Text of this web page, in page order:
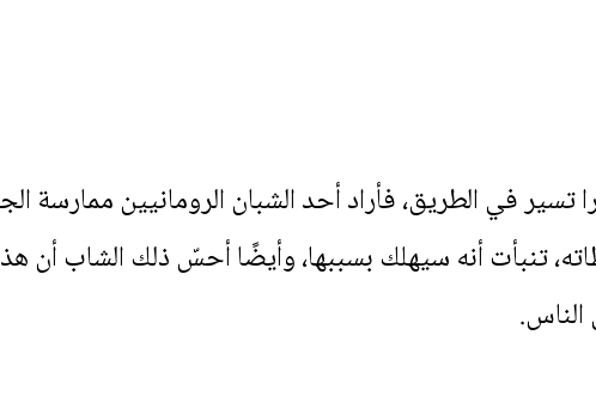
تسير في الطريق، فأراد أحد الشبان الرومانيين ممارسة
تنبأت أنه سيهلك بسببها، وأيضًا أحسّ ذلك الشاب أن